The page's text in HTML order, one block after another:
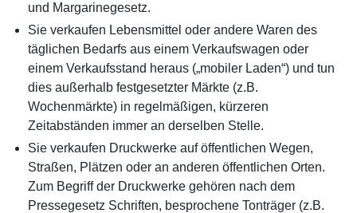
und Margarinegesetz.
Sie verkaufen Lebensmittel oder andere Waren des
täglichen Bedarfs aus einem Verkaufswagen oder
einem Verkaufsstand heraus („mobiler Laden“) und tun
dies außerhalb festgesetzter Märkte (z.B.
Wochenmärkte) in regelmäßigen, kürzeren
Zeitabständen immer an derselben Stelle.
Sie verkaufen Druckwerke auf öffentlichen Wegen,
Straßen, Plätzen oder an anderen öffentlichen Orten.
Zum Begriff der Druckwerke gehören nach dem
Pressegesetz Schriften, besprochene Tonträger (z.B.